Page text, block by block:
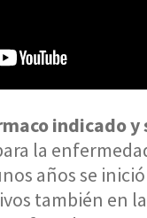
indicado y
la
años se
también en